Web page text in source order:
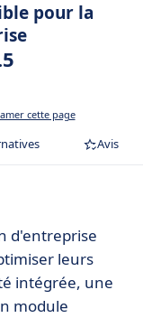
pour la
cette page
Avis
d'entreprise
leurs
intégrée, une
module